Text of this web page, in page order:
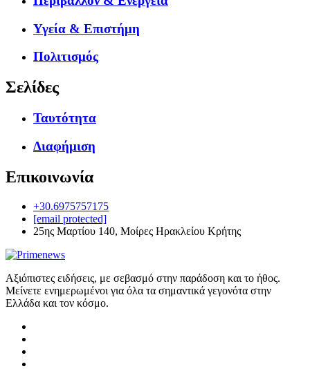
Υγεία & Επιστήμη
Πολιτισμός
Σελίδες
Ταυτότητα
Διαφήμιση
Επικοινωνία
+30.6975757175
[email protected]
25ης Μαρτίου 140, Μοίρες Ηρακλείου Κρήτης
Αξιόπιστες ειδήσεις, με σεβασμό στην παράδοση και το ήθος.
Μείνετε ενημερωμένοι για όλα τα σημαντικά γεγονότα στην
Ελλάδα και τον κόσμο.